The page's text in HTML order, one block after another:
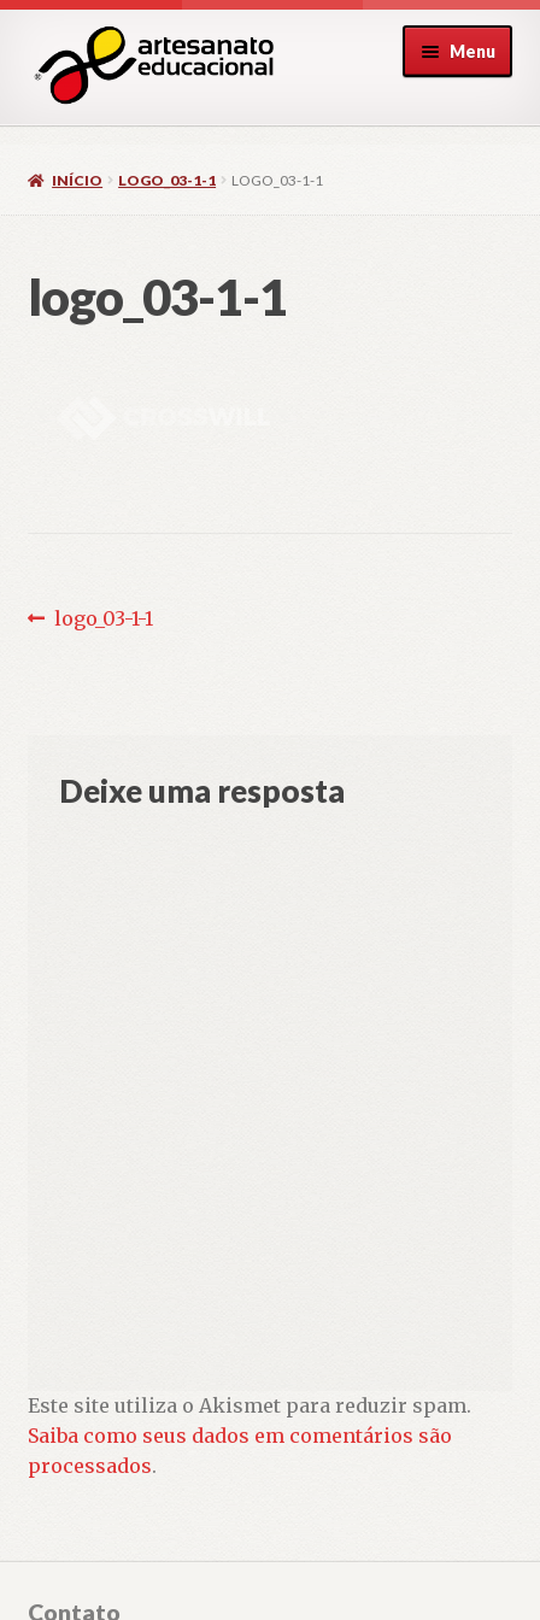
para
navegação
para
conteúdo
Menu
INÍCIO LOGO_03-1-1 LOGO_03-1-1
logo_03-1-1
Navegação
Post
logo_03-1-1
Deixe uma resposta
Este site utiliza o Akismet para reduzir spam.
Saiba como seus dados em comentários são
processados.
Contato